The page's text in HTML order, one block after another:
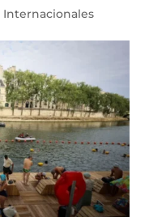
Internacionales